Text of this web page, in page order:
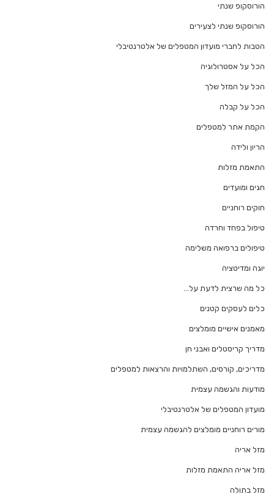
הורוסקופ שנתי
הורוסקופ שנתי לצעירים
הטבות לחברי מועדון המטפלים של אלטרנטיבלי
הכל על אסטרולוגיה
הכל על המזל שלך
הכל על קבלה
הקמת אתר למטפלים
הריון ולידה
התאמת מזלות
חגים ומועדים
חוקים רוחניים
טיפול בפחד וחרדה
טיפולים ברפואה משלימה
יוגה ומדיטציה
כל מה שרצית לדעת על…
כלים לעסקים קטנים
מאמנים אישיים מומלצים
מדריך קריסטלים ואבני חן
מדריכים, קורסים, השתלמויות והרצאות למטפלים
מודעות והגשמה עצמית
מועדון המטפלים של אלטרנטיבלי
מורים רוחניים מומלצים להגשמה עצמית
מזל אריה
מזל אריה התאמת מזלות
מזל בתולה